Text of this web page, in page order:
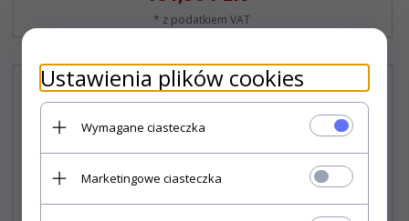
* z podatkiem VAT
Ustawienia plików cookies
Wymagane ciasteczka
Marketingowe ciasteczka